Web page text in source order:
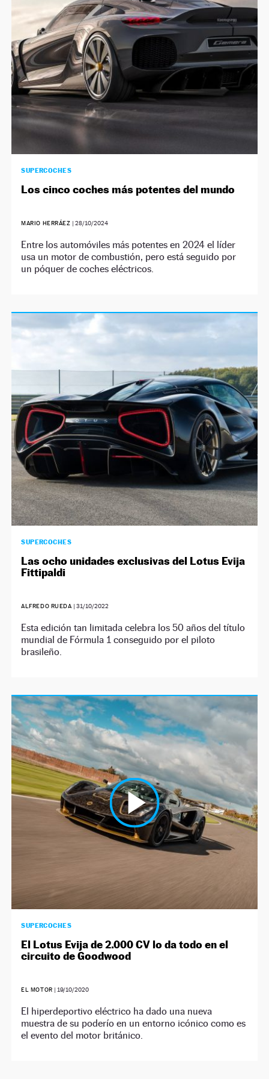
NEWSLETTER
SÍGUENOS
SUPERCOCHES
Los cinco coches más potentes del mundo
MARIO HERRÁEZ | 28/10/2024
Entre los automóviles más potentes en 2024 el líder
usa un motor de combustión, pero está seguido por
un póquer de coches eléctricos.
SUPERCOCHES
Las ocho unidades exclusivas del Lotus Evija
Fittipaldi
ALFREDO RUEDA | 31/10/2022
Esta edición tan limitada celebra los 50 años del título
mundial de Fórmula 1 conseguido por el piloto
brasileño.
SUPERCOCHES
El Lotus Evija de 2.000 CV lo da todo en el
circuito de Goodwood
EL MOTOR | 19/10/2020
El hiperdeportivo eléctrico ha dado una nueva
muestra de su poderío en un entorno icónico como es
el evento del motor británico.